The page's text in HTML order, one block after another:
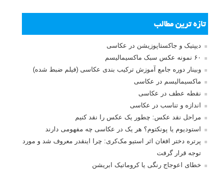
تازه ترین مطالب
دیپتیک و جاکستا‌پوزیشن در عکاسی
۶۰ نمونه عکس سبک ماکسیمالیسم
وبینار دوره جامع آموزش ترکیب بندی عکاسی (فیلم ضبط شده)
ماکسیمالیسم در عکاسی
نقطه عطف در عکاسی
اندازه و تناسب در عکاسی
مراحل نقد عکس: چطور یک عکس را نقد کنیم
استودیوم یا پونکتوم؟ هر یک در عکاسی چه مفهومی دارند
پرتره دختر افغان اثر استیو مک‌کری: چرا اینقدر معروف شد و مورد
توجه قرار گرفت
خطای اعوجاج رنگی یا کروماتیک ابریشن